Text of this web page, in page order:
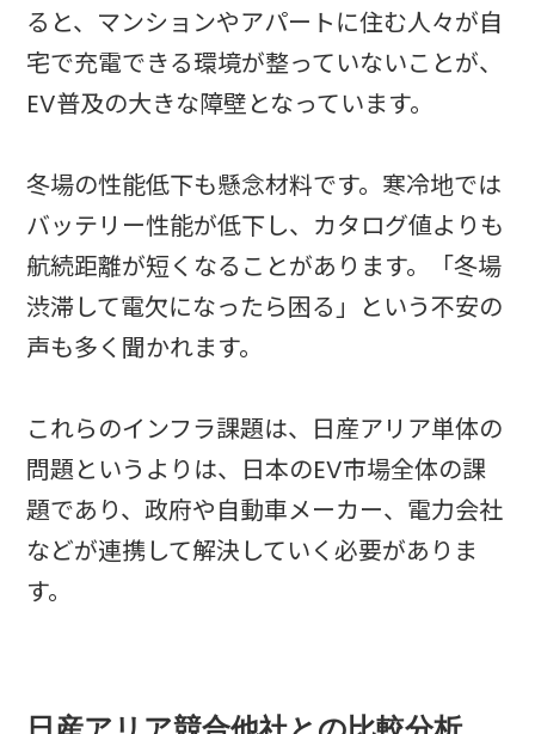
ると、マンションやアパートに住む人々が自
宅で充電できる環境が整っていないことが、
EV普及の大きな障壁となっています。
冬場の性能低下も懸念材料です。寒冷地では
バッテリー性能が低下し、カタログ値よりも
航続距離が短くなることがあります。「冬場
渋滞して電欠になったら困る」という不安の
声も多く聞かれます。
これらのインフラ課題は、日産アリア単体の
問題というよりは、日本のEV市場全体の課
題であり、政府や自動車メーカー、電力会社
などが連携して解決していく必要がありま
す。